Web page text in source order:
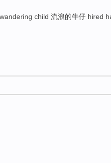
child 流浪的牛仔 hired